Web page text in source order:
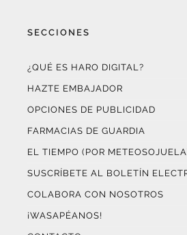
SECCIONES
¿QUÉ ES HARO DIGITAL?
HAZTE EMBAJADOR
OPCIONES DE PUBLICIDAD
FARMACIAS DE GUARDIA
EL TIEMPO (POR
SUSCRÍBETE AL BOLETÍN
COLABORA CON NOSOTROS
¡WASAPÉANOS!